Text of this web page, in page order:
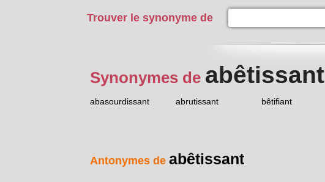
Trouver le synonyme de
Synonymes de abêtissant
abasourdissant abrutissant bêtifiant
Antonymes de abêtissant